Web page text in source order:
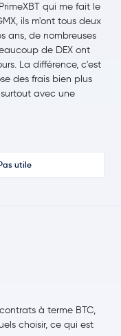
qui me fait le
ils m'ont tous deux
ans, de nombreuses
de DEX ont
La différence, c'est
des frais bien plus
avec une
utile
à terme BTC,
choisir, ce qui est